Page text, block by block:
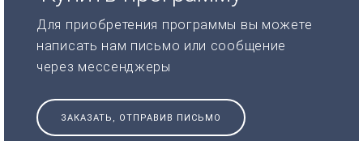
Для приобретения программы вы можете
написать нам письмо или сообщение
через мессенджеры
ЗАКАЗАТЬ, ОТПРАВИВ ПИСЬМО